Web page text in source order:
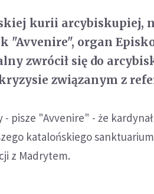
kurii arcybiskupiej,
"Avvenire", organ
zwrócił się do
związanym z
- pisze "Avvenire" - że
katalońskiego
z Madrytem.